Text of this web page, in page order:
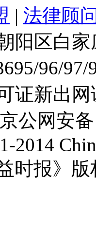
| 法律顾
阳区白
96/
证新出
京公网安
2014
时报》